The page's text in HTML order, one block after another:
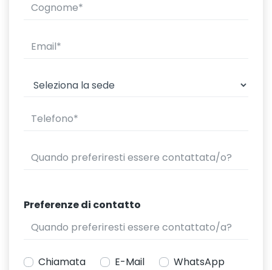
Preferenze di contatto
Chiamata E-Mail WhatsApp